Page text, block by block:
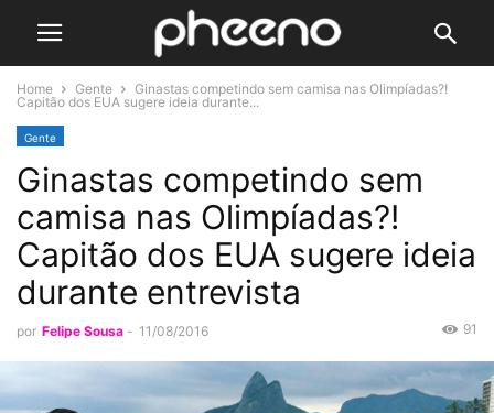
Home Gente
Ginastas competindo sem camisa nas Olimpíadas?!
Capitão dos EUA sugere ideia durante...
Gente
Ginastas competindo sem
camisa nas Olimpíadas?!
Capitão dos EUA sugere ideia
durante entrevista
por Felipe Sousa - 11/08/2016 91